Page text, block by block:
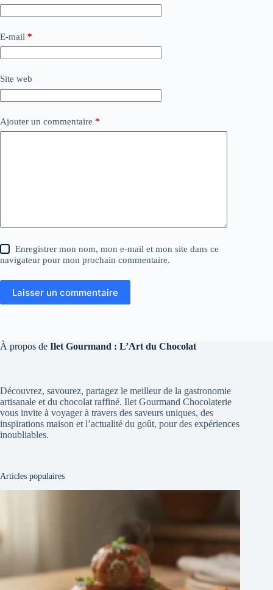
E-mail *
Site web
Ajouter un commentaire *
Enregistrer mon nom, mon e-mail et mon site dans ce
navigateur pour mon prochain commentaire.
Laisser un commentaire
À propos de Ilet Gourmand : L’Art du Chocolat
Découvrez, savourez, partagez le meilleur de la gastronomie
artisanale et du chocolat raffiné. Ilet Gourmand Chocolaterie
vous invite à voyager à travers des saveurs uniques, des
inspirations maison et l’actualité du goût, pour des expériences
inoubliables.
Articles populaires